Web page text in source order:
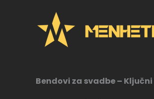
Bendovi za svadbe –